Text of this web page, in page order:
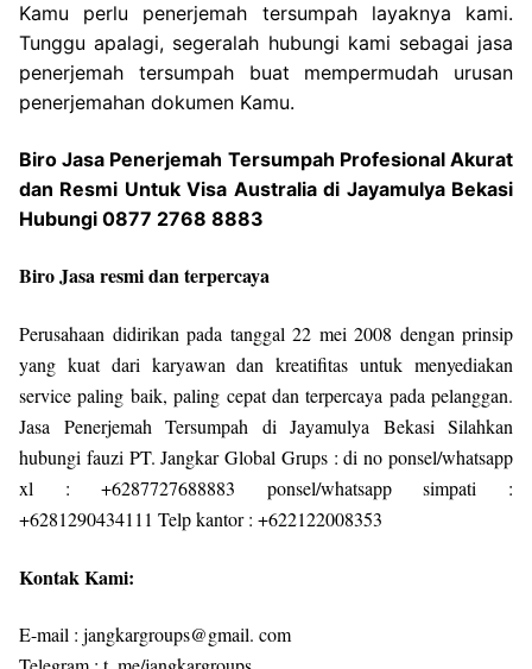
Kamu perlu penerjemah tersumpah layaknya kami.
Tunggu apalagi, segeralah hubungi kami sebagai jasa
penerjemah tersumpah buat mempermudah urusan
penerjemahan dokumen Kamu.
Biro Jasa Penerjemah Tersumpah Profesional Akurat
dan Resmi Untuk Visa Australia di Jayamulya Bekasi
Hubungi 0877 2768 8883
Biro Jasa resmi dan terpercaya
Perusahaan didirikan pada tanggal 22 mei 2008 dengan prinsip
yang kuat dari karyawan dan kreatifitas untuk menyediakan
service paling baik, paling cepat dan terpercaya pada pelanggan.
Jasa Penerjemah Tersumpah di Jayamulya Bekasi Silahkan
hubungi fauzi PT. Jangkar Global Grups : di no ponsel/whatsapp
xl : +6287727688883 ponsel/whatsapp simpati :
+6281290434111 Telp kantor : +622122008353
Kontak Kami:
E-mail : jangkargroups@gmail. com